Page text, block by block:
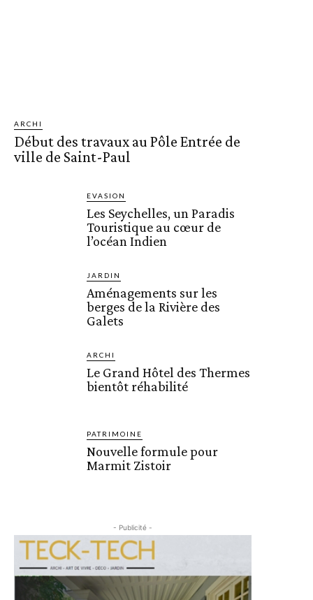
ARCHI
Début des travaux au Pôle Entrée de
ville de Saint-Paul
EVASION
Les Seychelles, un Paradis
Touristique au cœur de
l’océan Indien
JARDIN
Aménagements sur les
berges de la Rivière des
Galets
ARCHI
Le Grand Hôtel des Thermes
bientôt réhabilité
PATRIMOINE
Nouvelle formule pour
Marmit Zistoir
- Publicité -